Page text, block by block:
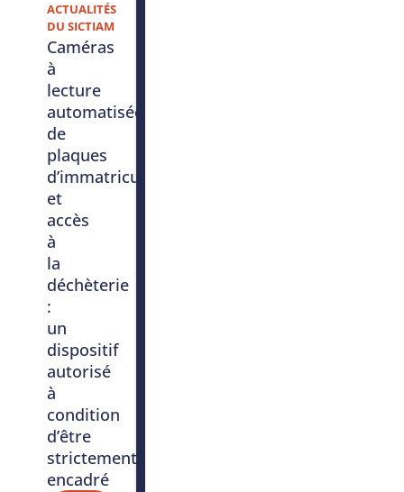
ACTUALITÉS
DU SICTIAM
Caméras
à
lecture
automatisée
de
plaques
d’immatriculation
et
accès
à
la
déchèterie
:
un
dispositif
autorisé
à
condition
d’être
strictement
encadré